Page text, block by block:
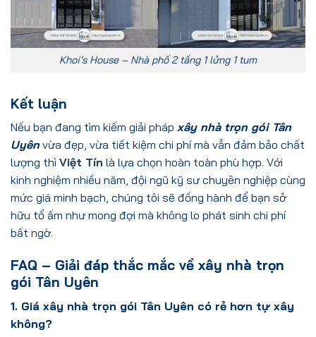
Khoi’s House – Nhà phố 2 tầng 1 lửng 1 tum
Kết luận
Nếu bạn đang tìm kiếm giải pháp xây nhà trọn gói Tân
Uyên vừa đẹp, vừa tiết kiệm chi phí mà vẫn đảm bảo chất
lượng thì Việt Tín là lựa chọn hoàn toàn phù hợp. Với
kinh nghiệm nhiều năm, đội ngũ kỹ sư chuyên nghiệp cùng
mức giá minh bạch, chúng tôi sẽ đồng hành để bạn sở
hữu tổ ấm như mong đợi mà không lo phát sinh chi phí
bất ngờ.
FAQ – Giải đáp thắc mắc về xây nhà trọn
gói Tân Uyên
1. Giá xây nhà trọn gói Tân Uyên có rẻ hơn tự xây
không?